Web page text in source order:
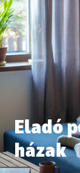
Eladó
házak